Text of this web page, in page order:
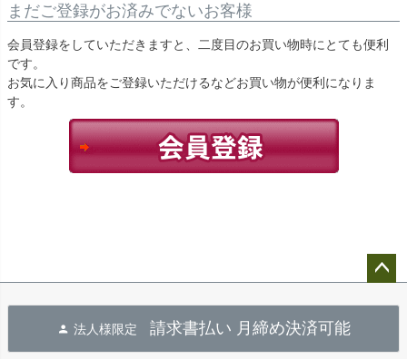
まだご登録がお済みでないお客様
会員登録をしていただきますと、二度目のお買い物時にとても便利
です。
お気に入り商品をご登録いただけるなどお買い物が便利になりま
す。
へ
法人様限定 請求書払い 月締め決済可能